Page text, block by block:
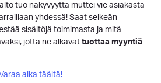
tuo näkyvyyttä muttei vie asiakasta
yhdessä! Saat selkeän
sisältöjä toimimasta ja mitä
jotta ne alkavattuottaa myyntiä
aika täältä!